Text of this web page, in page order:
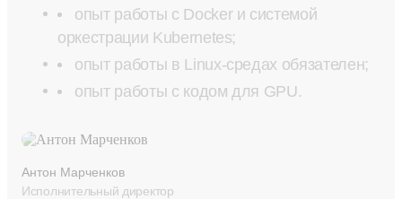
Антон Марченков
Исполнительный директор
опыт работы с Docker и системой
оркестрации Kubernetes;
опыт работы в Linux-средах обязателен;
опыт работы с кодом для GPU.